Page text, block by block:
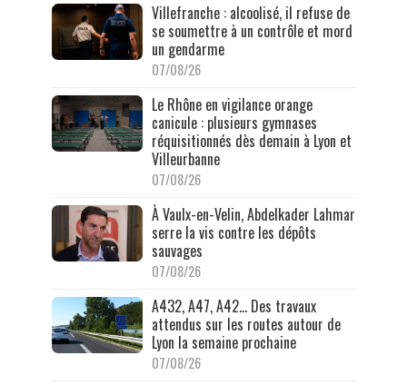
Villefranche : alcoolisé, il refuse de
se soumettre à un contrôle et mord
un gendarme
07/08/26
Le Rhône en vigilance orange
canicule : plusieurs gymnases
réquisitionnés dès demain à Lyon et
Villeurbanne
07/08/26
À Vaulx-en-Velin, Abdelkader Lahmar
serre la vis contre les dépôts
sauvages
07/08/26
A432, A47, A42… Des travaux
attendus sur les routes autour de
Lyon la semaine prochaine
07/08/26